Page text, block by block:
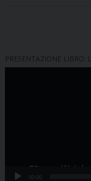
PRESENTAZIONE LIBRO:
00:00